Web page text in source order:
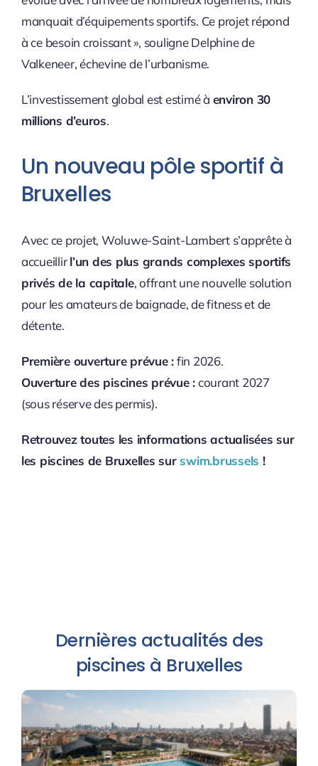
manquait d’équipements sportifs. Ce projet répond
à ce besoin croissant », souligne Delphine de
Valkeneer, échevine de l’urbanisme.
L’investissement global est estimé à environ 30
millions d’euros.
Un nouveau pôle sportif à
Bruxelles
Avec ce projet, Woluwe-Saint-Lambert s’apprête à
accueillirl’un des plus grands complexes sportifs
privés de la capitale, offrant une nouvelle solution
pour les amateurs de baignade, de fitness et de
détente.
Première ouverture prévue :fin 2026.
Ouverture des piscines prévue :courant 2027
(sous réserve des permis).
Retrouvez toutes les informations actualisées sur
les piscines de Bruxelles sur swim.brussels !
Dernières actualités des
piscines à Bruxelles